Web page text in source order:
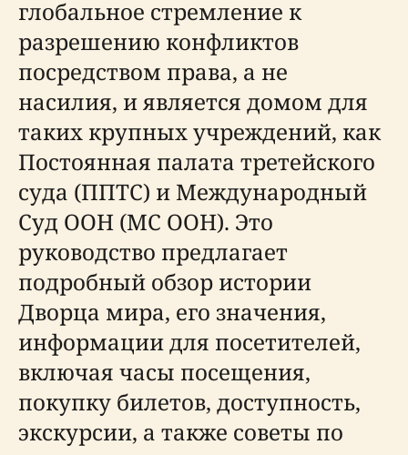
глобальное стремление к
разрешению конфликтов
посредством права, а не
насилия, и является домом для
таких крупных учреждений, как
Постоянная палата третейского
суда (ППТС) и Международный
Суд ООН (МС ООН). Это
руководство предлагает
подробный обзор истории
Дворца мира, его значения,
информации для посетителей,
включая часы посещения,
покупку билетов, доступность,
экскурсии, а также советы по